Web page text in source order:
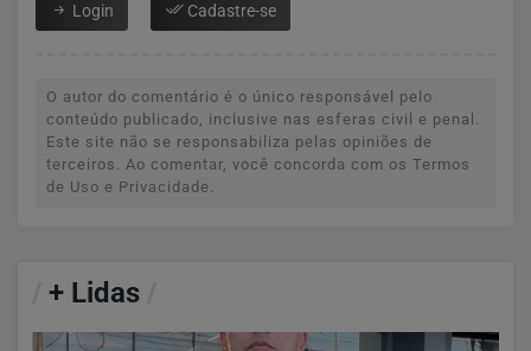
Login Cadastre-se
O autor do comentário é o único responsável pelo
conteúdo publicado, inclusive nas esferas civil e penal.
Este site não se responsabiliza pelas opiniões de
terceiros. Ao comentar, você concorda com os Termos
de Uso e Privacidade.
+ Lidas